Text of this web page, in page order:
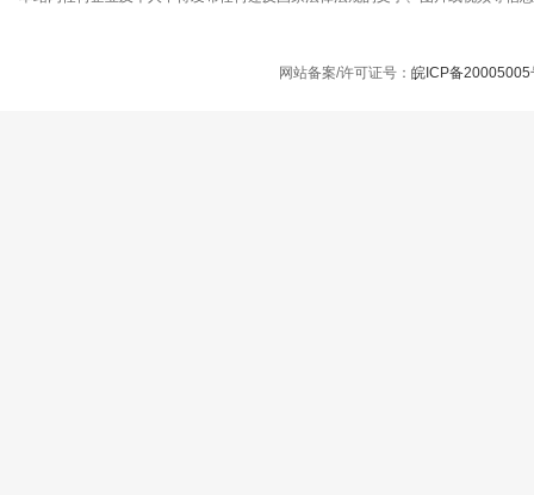
网站备案/许可证号： 皖ICP备20005005